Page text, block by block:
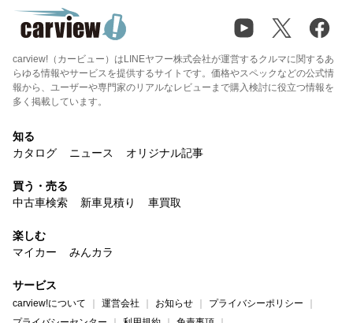
carview!（カービュー）はLINEヤフー株式会社が運営するクルマに関するあ
らゆる情報やサービスを提供するサイトです。価格やスペックなどの公式情
報から、ユーザーや専門家のリアルなレビューまで購入検討に役立つ情報を
多く掲載しています。
知る
カタログ
ニュース オリジナル記事
買う・売る
中古車検索
新車見積り 車買取
楽しむ
マイカー
みんカラ
サービス
carview!について 運営会社 お知らせ
プライバシーポリシー